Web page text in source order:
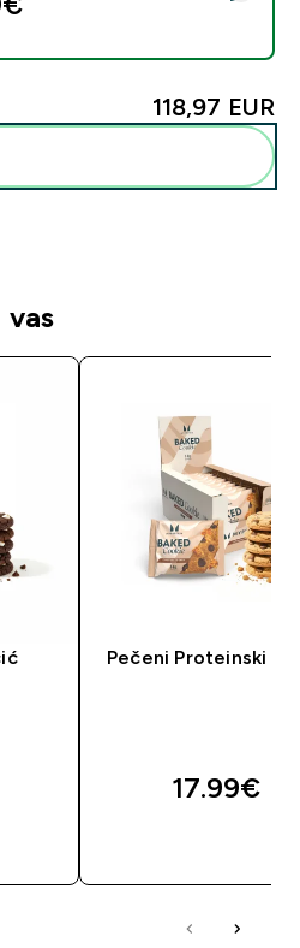
118,97 EUR‎
vas
Pečeni Proteinski
17.99€‎